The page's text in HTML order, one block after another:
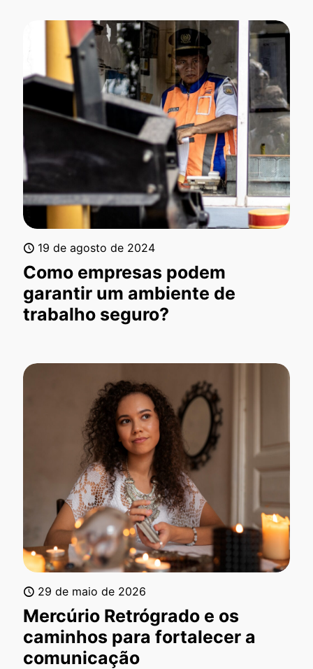
19 de agosto de 2024
Como empresas podem
garantir um ambiente de
trabalho seguro?
29 de maio de 2026
Mercúrio Retrógrado e os
caminhos para fortalecer a
comunicação